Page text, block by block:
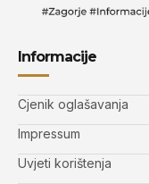
Informacije
Cjenik oglašavanja
Impressum
Uvjeti korištenja